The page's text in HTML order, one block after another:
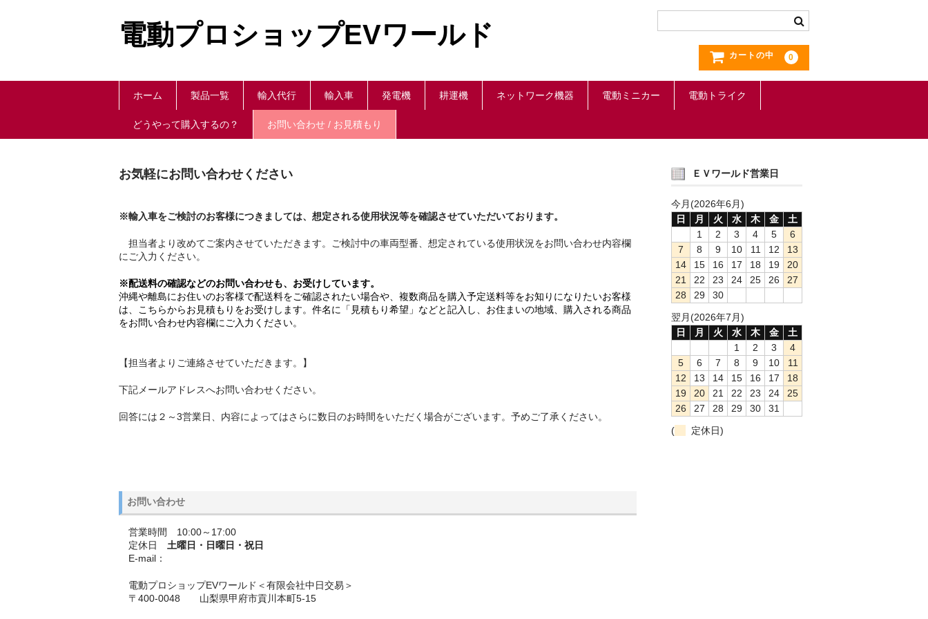
電動プロショップEVワールド
カートの中 0
ホーム 製品一覧 輸入代行 輸入車 発電機 耕運機 ネットワーク機器 電動ミニカー 電動トライク
どうやって購入するの？ お問い合わせ / お見積もり
お気軽にお問い合わせください
※輸入車をご検討のお客様につきましては、想定される使用状況等を確認させていただいております。
担当者より改めてご案内させていただきます。ご検討中の車両型番、想定されている使用状況をお問い合わせ内容欄
にご入力ください。
※配送料の確認などのお問い合わせも、お受けしています。
沖縄や離島にお住いのお客様で配送料をご確認されたい場合や、複数商品を購入予定送料等をお知りになりたいお客様
は、こちらからお見積もりをお受けします。 件名に「見積もり希望」などと記入し、お住まいの地域、購入される商品
をお問い合わせ内容欄にご入力ください。
【担当者よりご連絡させていただきます。】
下記メールアドレスへお問い合わせください。
回答には２～3営業日、内容によってはさらに数日のお時間をいただく場合がございます。予めご了承ください。
お問い合わせ
営業時間 10:00～17:00
定休日 土曜日・日曜日・祝日
E-mail：
電動プロショップEVワールド＜有限会社中日交易＞
〒400-0048 山梨県甲府市貢川本町5-15
ＥＶワールド営業日
今月(2026年6月)
日
月 火 水 木 金
土
1
2 3 4 5
6
7
8 9 10 11 12
13
14
15 16 17 18 19
20
21
22 23 24 25 26
27
28
29
30
翌月(2026年7月)
日
月 火 水 木 金
土
1
2 3
4
5
6 7 8 9 10
11
12
13 14 15 16 17
18
19
20 21 22 23 24
25
26
27 28 29 30
31
(
定休日)